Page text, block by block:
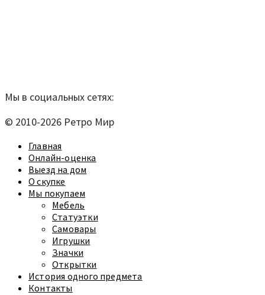
Мы в социальных сетях:
© 2010-2026 Ретро Мир
Главная
Онлайн-оценка
Выезд на дом
О скупке
Мы покупаем
Мебель
Статуэтки
Самовары
Игрушки
Значки
Открытки
История одного предмета
Контакты